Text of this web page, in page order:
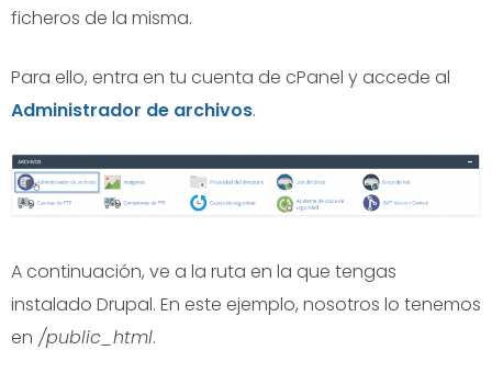
ficheros de la misma.
Para ello, entra en tu cuenta de cPanel y accede al
Administrador de archivos.
A continuación, ve a la ruta en la que tengas
instalado Drupal. En este ejemplo, nosotros lo tenemos
en /public_html.